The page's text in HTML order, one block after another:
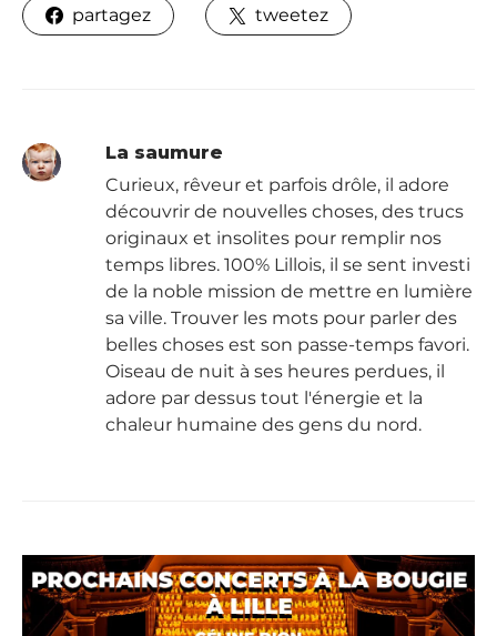
partagez tweetez
La saumure
Curieux, rêveur et parfois drôle, il adore
découvrir de nouvelles choses, des trucs
originaux et insolites pour remplir nos
temps libres. 100% Lillois, il se sent investi
de la noble mission de mettre en lumière
sa ville. Trouver les mots pour parler des
belles choses est son passe-temps favori.
Oiseau de nuit à ses heures perdues, il
adore par dessus tout l'énergie et la
chaleur humaine des gens du nord.